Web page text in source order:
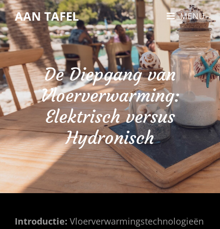
AAN TAFEL MENU
De Diepgang van
Vloerverwarming:
Elektrisch versus
Hydronisch
Introductie: Vloerverwarmingstechnologieën